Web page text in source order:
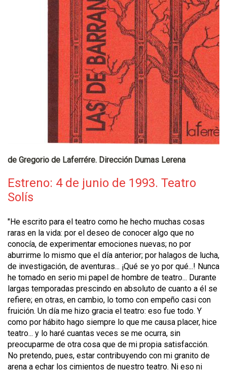
de Gregorio de Laferrére. Dirección Dumas Lerena
Estreno: 4 de junio de 1993. Teatro
Solís
"He escrito para el teatro como he hecho muchas cosas
raras en la vida: por el deseo de conocer algo que no
conocía, de experimentar emociones nuevas; no por
aburrirme lo mismo que el día anterior; por halagos de lucha,
de investigación, de aventuras... ¡Qué se yo por qué...! Nunca
he tomado en serio mi papel de hombre de teatro... Durante
largas temporadas prescindo en absoluto de cuanto a él se
refiere; en otras, en cambio, lo tomo con empeño casi con
fruición. Un día me hizo gracia el teatro: eso fue todo. Y
como por hábito hago siempre lo que me causa placer, hice
teatro... y lo haré cuantas veces se me ocurra, sin
preocuparme de otra cosa que de mi propia satisfacción.
No pretendo, pues, estar contribuyendo con mi granito de
arena a echar los cimientos de nuestro teatro. Ni eso ni